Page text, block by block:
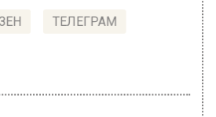
ТЕЛЕГРАМ